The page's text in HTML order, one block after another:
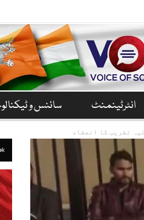
انٹرٹینمنٹ سائنس و
تقریب کا انعقاد